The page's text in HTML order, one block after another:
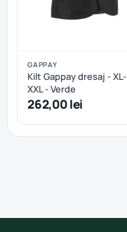
GAPPAY
Kilt Gappay dresaj - XL-
XXL - Verde
262,00 lei